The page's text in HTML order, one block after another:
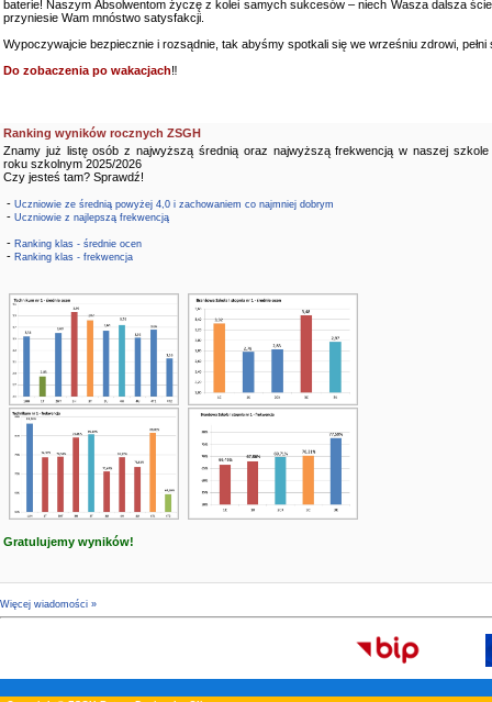
baterie! Naszym Absolwentom życzę z kolei samych sukcesów – niech Wasza dalsza
przyniesie Wam mnóstwo satysfakcji.
Wypoczywajcie bezpiecznie i rozsądnie, tak abyśmy spotkali się we wrześniu zdrowi, pełni
Do zobaczenia po wakacjach‼️
Ranking wyników rocznych ZSGH
Znamy już listę osób z najwyższą średnią oraz najwyższą frekwencją w naszej szkole
roku szkolnym 2025/2026
Czy jesteś tam? Sprawdź!
- Uczniowie ze średnią powyżej 4,0 i zachowaniem co najmniej dobrym
- Uczniowie z najlepszą frekwencją
- Ranking klas - średnie ocen
- Ranking klas - frekwencja
Gratulujemy wyników!
Więcej wiadomości »